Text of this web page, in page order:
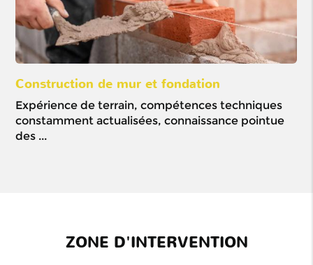
Construction de mur et fondation
Expérience de terrain, compétences techniques
constamment actualisées, connaissance pointue
des ...
ZONE D'INTERVENTION